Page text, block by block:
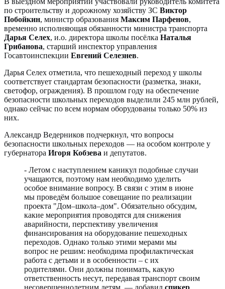
по строительству и дорожному хозяйству ЗС Виктор
Побойкин, министр образования Максим Парфенов,
временно исполняющая обязанности министра транспорта
Дарья Селех, и.о. директора школы посёлка Наталья
Грибанова, старший инспектор управления
Госавтоинспекции Евгений Селезнев.
Дарья Селех отметила, что пешеходный переход у школы
соответствует стандартам безопасности (разметка, знаки,
светофор, ограждения). В прошлом году на обеспечение
безопасности школьных переходов выделили 245 млн рублей,
однако сейчас по всем нормам оборудованы только 50% из
них.
Александр Ведерников подчеркнул, что вопросы
безопасности школьных переходов — на особом контроле у
губернатора Игоря Кобзева и депутатов.
- Летом с наступлением каникул подобные случаи
учащаются, поэтому нам необходимо уделить
особое внимание вопросу. В связи с этим в июне
мы проведём большое совещание по реализации
проекта "Дом–школа–дом". Обязательно обсудим,
какие мероприятия проводятся для снижения
аварийности, перспективу увеличения
финансирования на оборудование пешеходных
переходов. Однако только этими мерами мы
вопрос не решим: необходима профилактическая
работа с детьми и в особенности – с их
родителями. Они должны понимать, какую
ответственность несут, передавая транспорт своим